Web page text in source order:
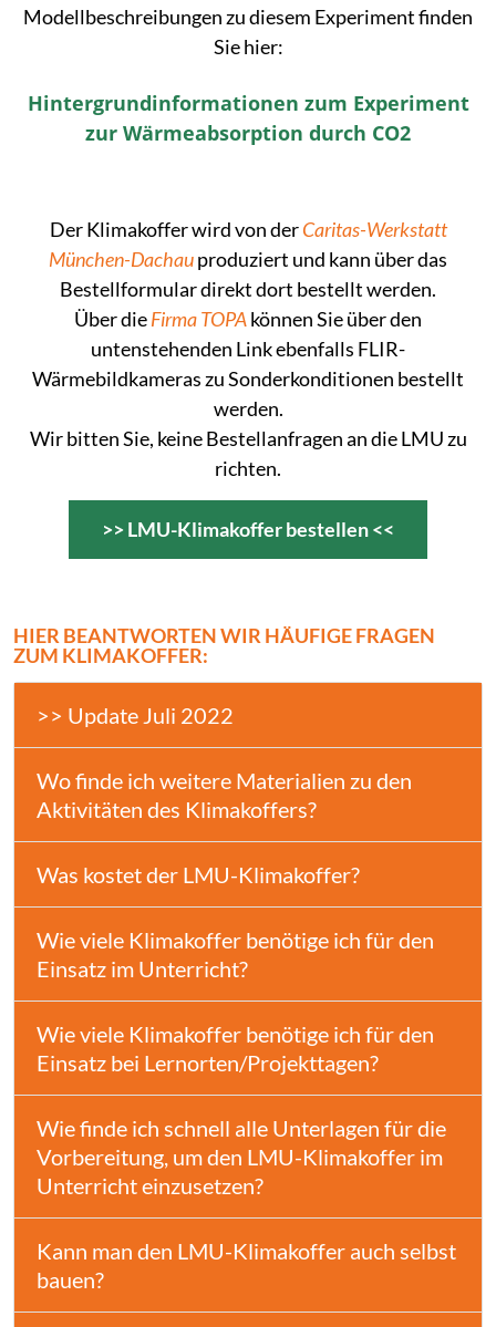
Modellbeschreibungen zu diesem Experiment finden
Sie hier:
Hintergrundinformationen zum Experiment
zur Wärmeabsorption durch CO2
Der Klimakoffer wird von derCaritas-Werkstatt
München-Dachauproduziert und kann über das
Bestellformular direkt dort bestellt werden.
Über dieFirma TOPAkönnen Sie über den
untenstehenden Link ebenfalls FLIR-
Wärmebildkameras zu Sonderkonditionen bestellt
werden.
Wir bitten Sie, keine Bestellanfragen an die LMU zu
richten.
>> LMU-Klimakoffer bestellen <<
HIER BEANTWORTEN WIR HÄUFIGE FRAGEN
ZUM KLIMAKOFFER:
>> Update Juli 2022
Wo finde ich weitere Materialien zu den
Aktivitäten des Klimakoffers?
Was kostet der LMU-Klimakoffer?
Wie viele Klimakoffer benötige ich für den
Einsatz im Unterricht?
Wie viele Klimakoffer benötige ich für den
Einsatz bei Lernorten/Projekttagen?
Wie finde ich schnell alle Unterlagen für die
Vorbereitung, um den LMU-Klimakoffer im
Unterricht einzusetzen?
Kann man den LMU-Klimakoffer auch selbst
bauen?